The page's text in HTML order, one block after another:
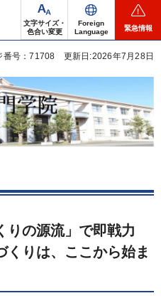
文字サイズ・
色合い変更
Foreign
Language
緊急情報
番号：71708 更新日:2026年7月28日
りの源流」で即戦力
くりは、ここから始ま